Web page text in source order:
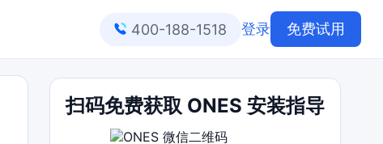
400-188-1518 登录 免费试用
扫码免费获取 ONES 安装指导